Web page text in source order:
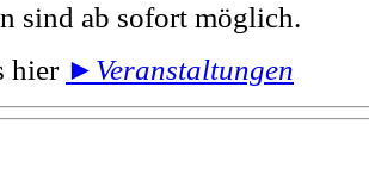
sind ab sofort möglich.
hier ► Veranstaltungen